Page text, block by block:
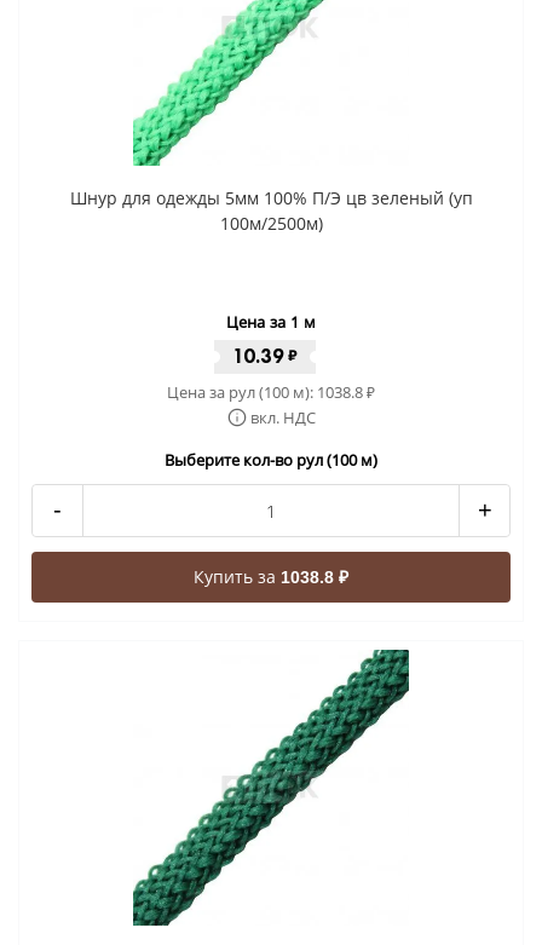
Шнур для одежды 5мм 100% П/Э цв зеленый (уп
100м/2500м)
Цена за 1 м
10.39₽
Цена за рул (100 м): 1038.8₽
вкл. НДС
Выберите кол-во рул (100 м)
- +
Купить за 1038.8 ₽